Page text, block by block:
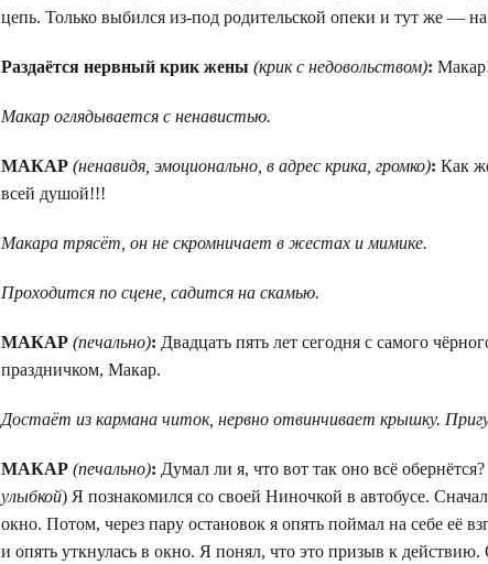
цепь. Только выбился из-под родительской опеки и тут же —
Раздаётся нервный крик жены(крик с недовольством):
Макар оглядывается с ненавистью.
МАКАР (ненавидя, эмоционально, в адрес крика, громко): Как
всей душой!!!
Макара трясёт, он не скромничает в жестах и мимике.
Проходится по сцене, садится на скамью.
МАКАР (печально): Двадцать пять лет сегодня с самого
праздничком, Макар.
Достаёт из кармана читок, нервно отвинчивает крышку.
МАКАР (печально): Думал ли я, что вот так оно всё
улыбкой) Я познакомился со своей Ниночкой в автобусе.
окно. Потом, через пару остановок я опять поймал на себе её
и опять уткнулась в окно. Я понял, что это призыв к